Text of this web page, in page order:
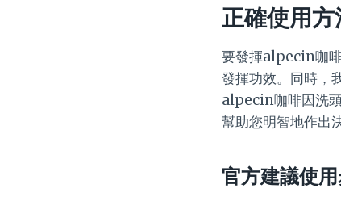
正確使用
要發揮alpecin咖啡
發揮功效。同時，
alpecin咖啡因洗
幫助您明智地作出
官方建議使